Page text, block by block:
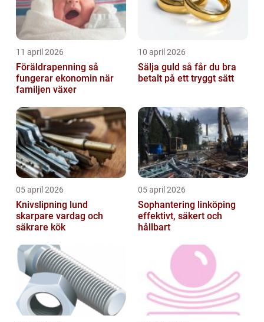
11 april 2026
Föräldrapenning så
fungerar ekonomin när
familjen växer
10 april 2026
Sälja guld så får du bra
betalt på ett tryggt sätt
05 april 2026
Knivslipning lund
skarpare vardag och
säkrare kök
05 april 2026
Sophantering linköping
effektivt, säkert och
hållbart